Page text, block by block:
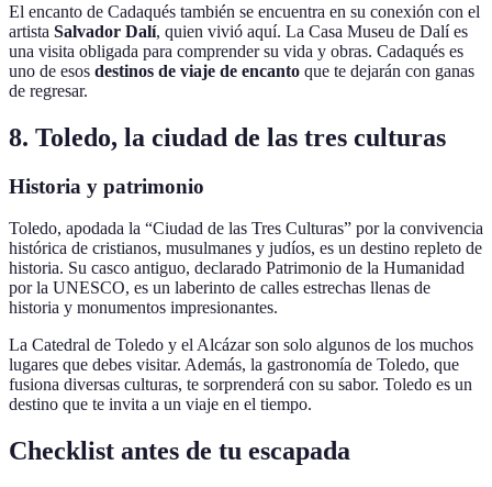
El encanto de Cadaqués también se encuentra en su conexión con el
artista Salvador Dalí, quien vivió aquí. La Casa Museu de Dalí es
una visita obligada para comprender su vida y obras. Cadaqués es
uno de esos destinos de viaje de encanto que te dejarán con ganas
de regresar.
8. Toledo, la ciudad de las tres culturas
Historia y patrimonio
Toledo, apodada la “Ciudad de las Tres Culturas” por la convivencia
histórica de cristianos, musulmanes y judíos, es un destino repleto de
historia. Su casco antiguo, declarado Patrimonio de la Humanidad
por la UNESCO, es un laberinto de calles estrechas llenas de
historia y monumentos impresionantes.
La Catedral de Toledo y el Alcázar son solo algunos de los muchos
lugares que debes visitar. Además, la gastronomía de Toledo, que
fusiona diversas culturas, te sorprenderá con su sabor. Toledo es un
destino que te invita a un viaje en el tiempo.
Checklist antes de tu escapada